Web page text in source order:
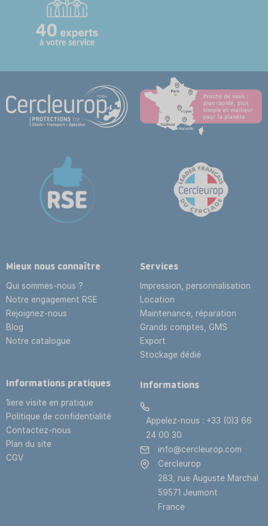
Mieux nous connaître
Qui sommes-nous ?
Notre engagement RSE
Rejoignez-nous
Blog
Notre catalogue
Services
Impression, personnalisation
Location
Maintenance, réparation
Grands comptes, GMS
Export
Stockage dédié
Informations pratiques
1iere visite en pratique
Politique de confidentialité
Contactez-nous
Plan du site
CGV
Informations
Appelez-nous : +33 (0)3 66
24 00 30
info@cercleurop.com
Cercleurop
283, rue Auguste Marchal
59571 Jeumont
France